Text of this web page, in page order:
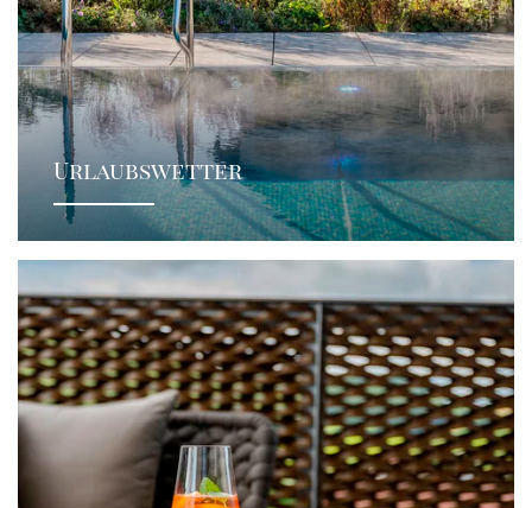
Urlaubswetter